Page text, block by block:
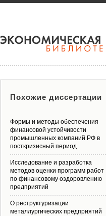
Похожие диссертации
Формы и методы обеспечения
финансовой устойчивости
промышленных компаний РФ в
посткризисный период
Исследование и разработка
методов оценки программ работ
по финансовому оздоровлению
предприятий
О реструктуризации
металлургических предприятий